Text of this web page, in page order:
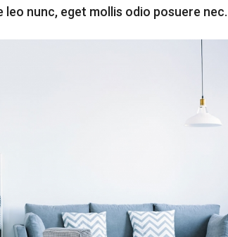
nunc, eget mollis odio posuere nec.